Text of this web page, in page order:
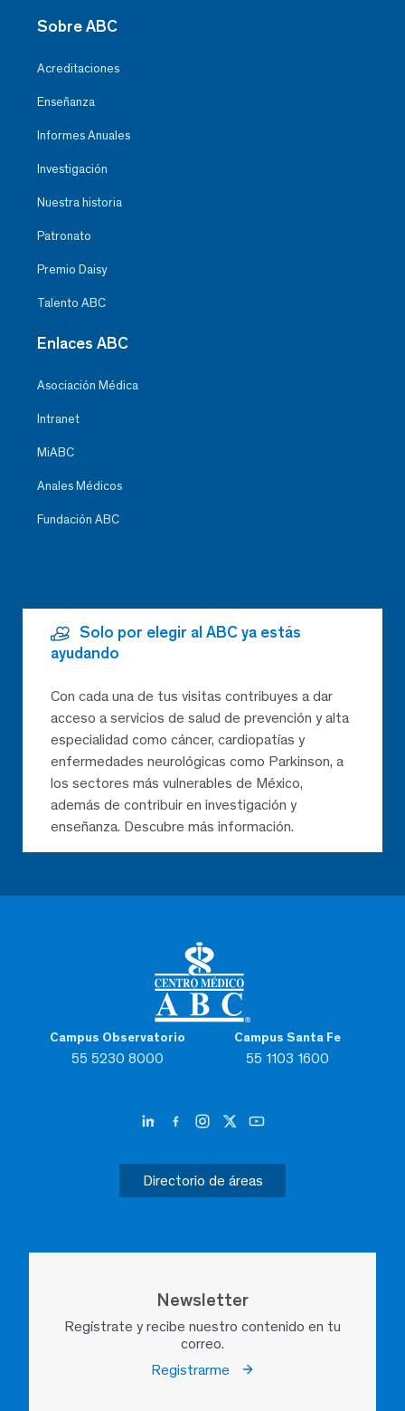
Campus Observatorio
55 5230 8000
Campus Santa Fe
55 1103 1600
Directorio de áreas
Newsletter
Regístrate y recibe nuestro contenido en tu
correo.
Registrarme
Sobre ABC
Acreditaciones
Enseñanza
Informes Anuales
Investigación
Nuestra historia
Patronato
Premio Daisy
Talento ABC
Enlaces ABC
Asociación Médica
Intranet
MiABC
Anales Médicos
Fundación ABC
Solo por elegir al ABC ya estás
ayudando
Con cada una de tus visitas contribuyes a dar
acceso a servicios de salud de prevención y alta
especialidad como cáncer, cardiopatías y
enfermedades neurológicas como Parkinson, a
los sectores más vulnerables de México,
además de contribuir en investigación y
enseñanza. Descubre más información.